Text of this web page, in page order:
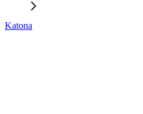
Katona